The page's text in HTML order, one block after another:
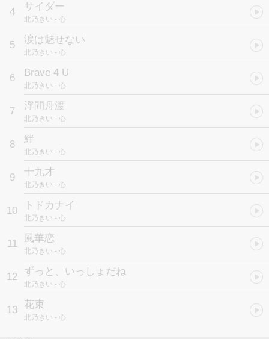
4 サイダー
北乃きい - 心
5 涙は魅せない
北乃きい - 心
6 Brave 4 U
北乃きい - 心
7 浮間舟渡
北乃きい - 心
8 絆
北乃きい - 心
9 十九才
北乃きい - 心
10 トドカナイ
北乃きい - 心
11 風華恋
北乃きい - 心
12 ずっと、いっしょだね
北乃きい - 心
13 花束
北乃きい - 心